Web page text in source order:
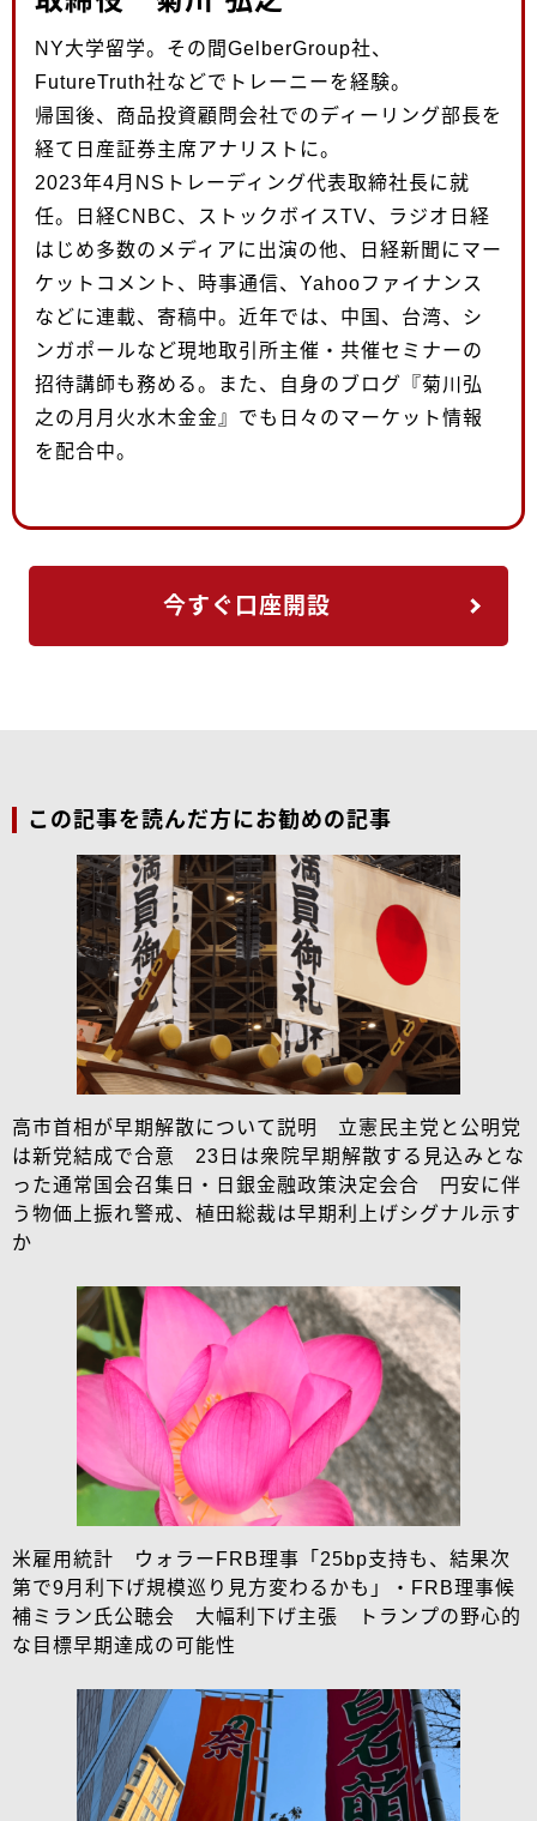
NY大学留学。その間GelberGroup社、
FutureTruth社などでトレーニーを経験。
帰国後、商品投資顧問会社でのディーリング部長を
経て日産証券主席アナリストに。
2023年4月NSトレーディング代表取締社長に就
任。日経CNBC、ストックボイスTV、ラジオ日経
はじめ多数のメディアに出演の他、日経新聞にマー
ケットコメント、時事通信、Yahooファイナンス
などに連載、寄稿中。近年では、中国、台湾、シ
ンガポールなど現地取引所主催・共催セミナーの
招待講師も務める。また、自身のブログ『菊川弘
之の月月火水木金金』でも日々のマーケット情報
を配合中。
今すぐ口座開設
この記事を読んだ方にお勧めの記事
高市首相が早期解散について説明 立憲民主党と公明党
は新党結成で合意 23日は衆院早期解散する見込みとな
った通常国会召集日・日銀金融政策決定会合 円安に伴
う物価上振れ警戒、植田総裁は早期利上げシグナル示す
か
米雇用統計 ウォラーFRB理事「25bp支持も、結果次
第で9月利下げ規模巡り見方変わるかも」・FRB理事候
補ミラン氏公聴会 大幅利下げ主張 トランプの野心的
な目標早期達成の可能性